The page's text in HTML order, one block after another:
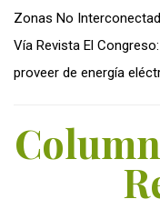
Zonas No
Vía Revista El
proveer de energía